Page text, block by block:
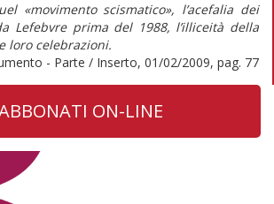
«movimento scismatico», l’acefalia dei
Lefebvre prima del 1988, l’illiceità della
loro celebrazioni.
- Parte / Inserto, 01/02/2009, pag. 77
ON-LINE